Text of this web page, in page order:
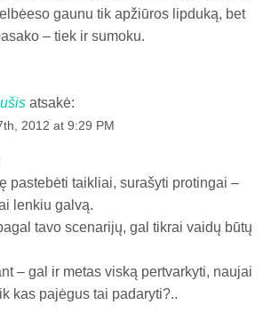
gaunu tik apžiūros lipduką, bet
– tiek ir sumoku.
atsakė:
2012 at 9:29 PM
pastebėti taikliai, surašyti protingai –
lenkiu galvą.
tavo scenarijų, gal tikrai vaidų būtų
– gal ir metas viską pertvarkyti, naujai
kas pajėgus tai padaryti?..